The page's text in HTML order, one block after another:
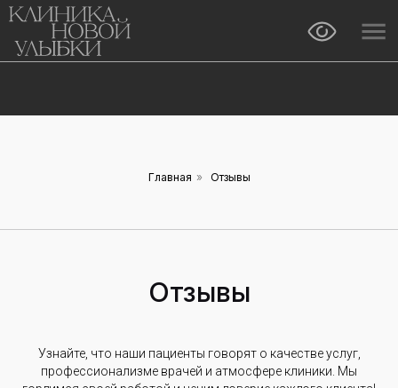
Главная » Отзывы
Отзывы
Узнайте, что наши пациенты говорят о качестве услуг,
профессионализме врачей и атмосфере клиники. Мы